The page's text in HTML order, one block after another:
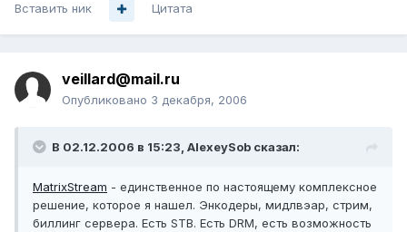
Вставить ник Цитата
veillard@mail.ru
Опубликовано 3 декабря, 2006
В 02.12.2006 в 15:23, AlexeySob сказал:
MatrixStream - единственное по настоящему комплексное
решение, которое я нашел. Энкодеры, мидлвэар, стрим,
биллинг сервера. Есть STB. Есть DRM, есть возможность